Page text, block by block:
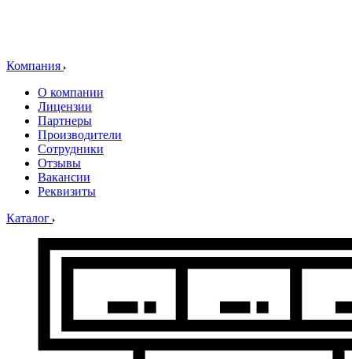
Компания
О компании
Лицензии
Партнеры
Производители
Сотрудники
Отзывы
Вакансии
Реквизиты
Каталог